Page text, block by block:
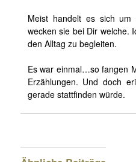
Meist handelt es sich um
wecken sie bei Dir welche.
den Alltag zu begleiten.
Es war einmal…so fangen
Erzählungen. Und doch
gerade stattfinden würde.